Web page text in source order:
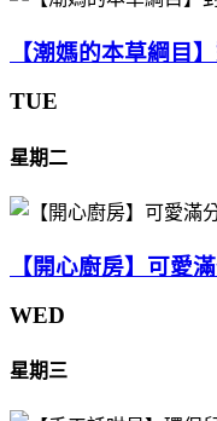
【潮媽的本草綱目
TUE
星期二
【開心廚房】可愛
WED
星期三